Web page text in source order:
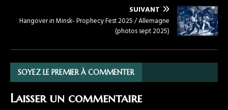
SUIVANT
Hangover in Minsk- Prophecy Fest 2025 / Allemagne
(photos sept 2025)
SOYEZ LE PREMIER À COMMENTER
Laisser un commentaire